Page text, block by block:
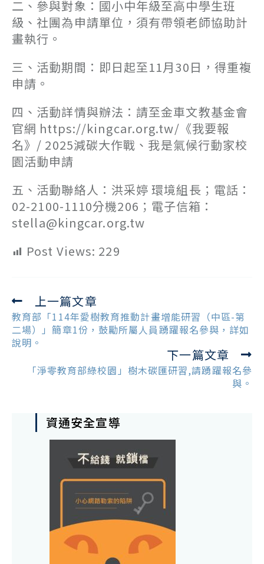
二、參與對象：國小中年級至高中學生班
級、社團為申請單位，須有帶領老師協助計
畫執行。
三、活動期間：即日起至11月30日，得重複
申請。
四、活動詳情與辦法：請至金車文教基金會
官網 https://kingcar.org.tw/《我要報
名》/ 2025減碳大作戰、我是氣候行動家校
園活動申請
五、活動聯絡人：洪采婷 環境組長；電話：
02-2100-1110分機206；電子信箱：
stella@kingcar.org.tw
Post Views: 229
Read
more
articles
上一篇文章
教育部「114年愛樹教育推動計畫增能研習（中區-第
二場）」簡章1份，鼓勵所屬人員踴躍報名參與，詳如
說明。
下一篇文章
「淨零教育部綠校園」樹木碳匯研習,請踴躍報名參
與。
資通安全宣導